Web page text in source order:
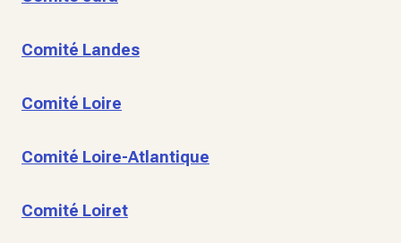
Comité Landes
Comité Loire
Comité Loire-Atlantique
Comité Loiret